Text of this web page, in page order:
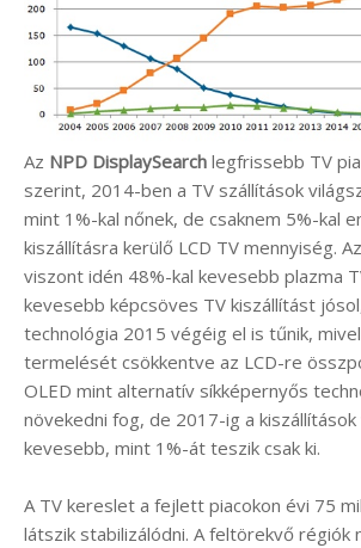
Az NPD DisplaySearch legfrissebb TV
szerint, 2014-ben a TV szállítások
mint 1%-kal nőnek, de csaknem 5%-kal
kiszállításra kerülő LCD TV mennyiség.
viszont idén 48%-kal kevesebb plazma
kevesebb képcsöves TV kiszállítást
technológia 2015 végéig el is tűnik,
termelését csökkentve az LCD-re
OLED mint alternatív síkképernyős
növekedni fog, de 2017-ig a kiszállítások
kevesebb, mint 1%-át teszik csak ki.
A TV kereslet a fejlett piacokon évi 75
látszik stabilizálódni. A feltörekvő régiók